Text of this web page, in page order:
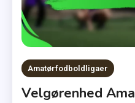
Amatørfodboldligaer
Velgørenhed